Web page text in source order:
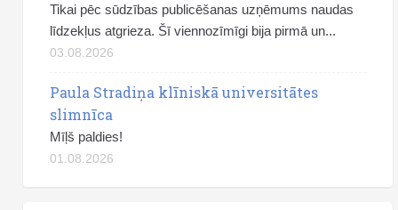
Tikai pēc sūdzības publicēšanas uzņēmums naudas
līdzekļus atgrieza. Šī viennozīmīgi bija pirmā un...
03.08.2026
Paula Stradiņa klīniskā universitātes
slimnīca
Mīļš paldies!
01.08.2026